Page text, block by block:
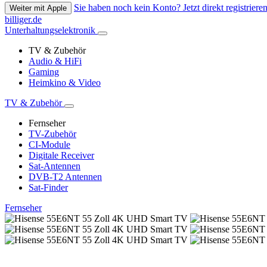
Weiter mit Apple
Sie haben noch kein Konto? Jetzt direkt
billiger.de
Unterhaltungselektronik
TV & Zubehör
Audio & HiFi
Gaming
Heimkino & Video
TV & Zubehör
Fernseher
TV-Zubehör
CI-Module
Digitale Receiver
Sat-Antennen
DVB-T2 Antennen
Sat-Finder
Fernseher